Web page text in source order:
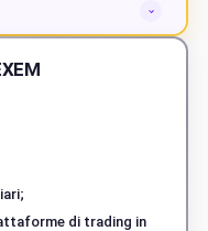
di trading in